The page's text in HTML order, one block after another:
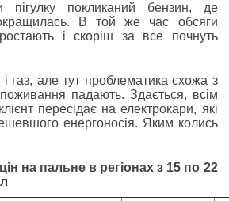
пігулку покликаний бензин, де
В той же час обсяги
і скоріш за все почнуть
і газ, але тут проблематика схожа з
падають. Здається, всім
пересідає на електрокари, які
енергоносія. Яким колись
на пальне в регіонах з 15 по 22